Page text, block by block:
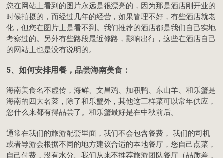
您在网站上看到的图片永远是很漂亮的，因为那是酒店刚开业的
时候拍摄的，而经过几年的经营，如果管理不好，有些酒店就老
化，但您在图片上是看不到。我们推荐的酒店都是我们自己实地
考察过的。另外有些路段最近修路，影响出行，这些在酒店自己
的网站上也是没有说明的。
5、如何安排用餐，品尝海南美食 ：
海南美食名不虚传，海鲜、文昌鸡、加积鸭、东山羊、和乐蟹是
海南的四大名菜，除了和乐蟹外，其他这三样菜可以常年供应，
您什么来都有得品尝了。和乐蟹最好是在中秋前后。
通常在我们的旅游配套里面，我们不会包含餐费， 我们的司机
或者导游会根据不同的地方建议合适的本地餐厅，您自己点菜，
自己付费，没有水分。我们从来不推荐旅游团队餐厅（品质差，